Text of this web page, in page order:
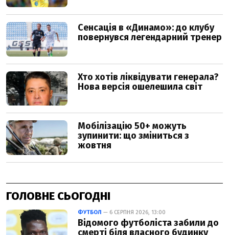
ГОЛОВНЕ СЬОГОДНІ
ФУТБОЛ — 6 СЕРПНЯ 2026, 13:00
Відомого футболіста забили до
смерті біля власного будинку